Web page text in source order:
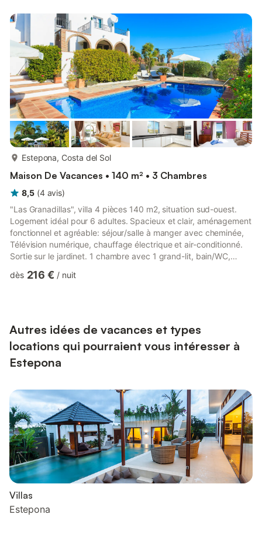
grand-lit (160 cm, longueur 200 cm), air-conditionné et
chauffage à air chaud. 1 chambre avec 1 lit (160 c...
Estepona, Costa del Sol
Maison De Vacances • 140 m² • 3 Chambres
8,5 (4 avis)
"Las Granadillas", villa 4 pièces 140 m2, situation sud-ouest.
Logement idéal pour 6 adultes. Spacieux et clair, aménagement
fonctionnel et agréable: séjour/salle à manger avec cheminée,
Télévision numérique, chauffage électrique et air-conditionné.
Sortie sur le jardinet. 1 chambre avec 1 grand-lit, bain/WC,
(four, lave-vaisselle, 4 plaques vitrocéramiques, grille-pain,
dès 216 € / nuit
Autres idées de vacances et types
locations qui pourraient vous intéresser à
Estepona
Villas
Estepona